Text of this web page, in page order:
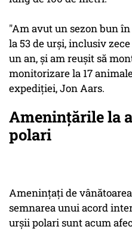
"Am avut un sezon bun
la 53 de urşi, inclusiv
un an, şi am reuşit să
monitorizare la 17
expediţiei, Jon Aars.
Amenințările la
polari
Ameninţaţi de
semnarea unui acord
urşii polari sunt acum